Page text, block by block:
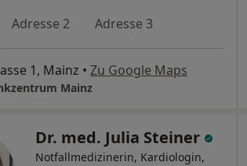
Adresse 2 Adresse 3
1, Mainz • Zu Google Maps
Mainz
Dr. med. Julia Steiner
Notfallmedizinerin, Kardiologin,